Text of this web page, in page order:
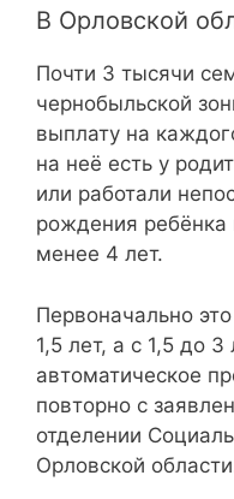
В Орловской
Почти 3 тысячи
чернобыльской
выплату на
на неё есть у
или работали
рождения ребёнка
менее 4 лет.
Первоначально
1,5 лет, а с 1,5 до
автоматическое
повторно с
отделении
Орловской